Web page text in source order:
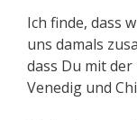
Ich finde, dass
uns damals
dass Du mit
Venedig und